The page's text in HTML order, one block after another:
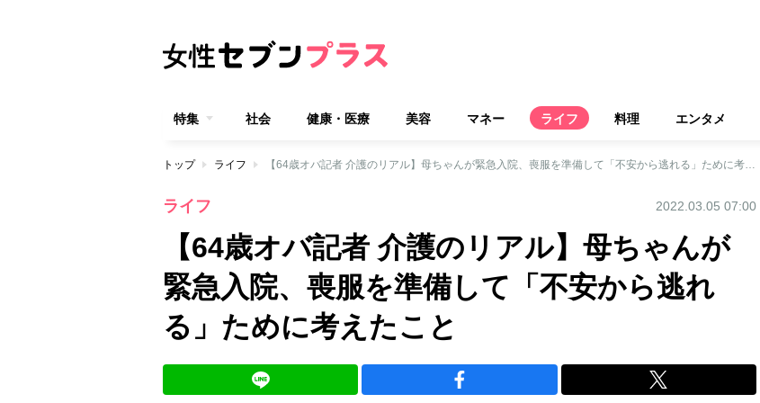
特集 社会 健康・医療 美容 マネー ライフ 料理 エンタメ
トップ ライフ 【64歳オバ記者 介護のリアル】母ちゃんが緊急入院、喪服を準備して「不安から逃れる」ために考えたこと
ライフ 2022.03.05 07:00
【64歳オバ記者 介護のリアル】母ちゃんが
緊急入院、喪服を準備して「不安から逃れ
る」ために考えたこと